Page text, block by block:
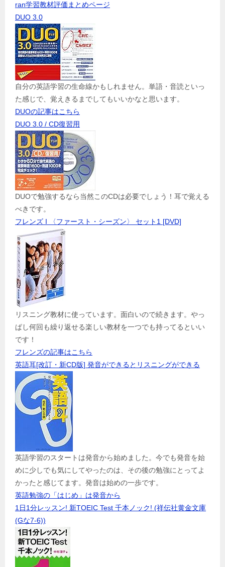
ran学習教材評価まとめページ
DUO 3.0
自分の英語学習の生命線かもしれません。単語・音読といっ
た感じで、覚えきるまでしてもいいかなと思います。
DUOの記事はこちら
DUO 3.0 / CD復習用
DUOで勉強するなら当然このCDは必要でしょう！耳で覚える
べきです。
フレンズ I 〈ファースト・シーズン〉 セット1 [DVD]
リスニング教材に使っています。面白いので続きます。やっ
ぱし何回も繰り返せる楽しい教材を一つでも持ってるといい
です！
フレンズの記事はこちら
英語耳[改訂・新CD版] 発音ができるとリスニングができる
英語学習のスタートは発音から始めました。今でも発音を始
めに少しでも気にしてやったのは、その後の勉強にとってよ
かったと感じてます。発音は始めの一歩です。
英語勉強の「はじめ」は発音から
1日1分レッスン! 新TOEIC Test 千本ノック! (祥伝社黄金文庫
(Gな7-6))